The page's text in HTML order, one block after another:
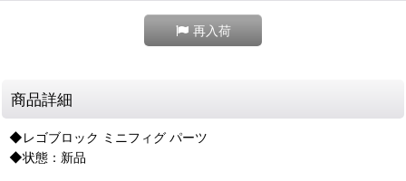
再入荷
商品詳細
◆レゴブロック ミニフィグ パーツ
◆状態：新品